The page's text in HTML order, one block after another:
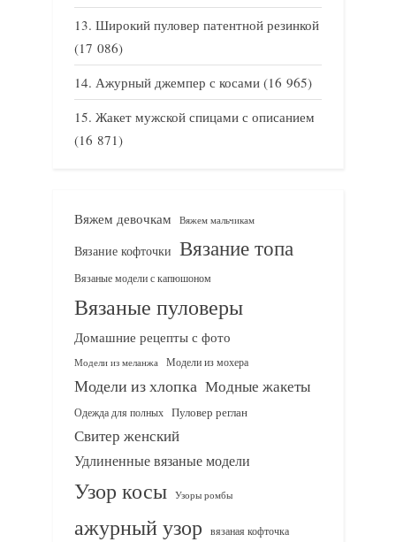
Широкий пуловер патентной резинкой
(17 086)
Ажурный джемпер с косами (16 965)
Жакет мужской спицами с описанием
(16 871)
Вяжем девочкам Вяжем мальчикам
Вязание кофточки Вязание топа
Вязаные модели с капюшоном
Вязаные пуловеры
Домашние рецепты с фото
Модели из меланжа Модели из мохера
Модели из хлопка Модные жакеты
Одежда для полных Пуловер реглан
Свитер женский
Удлиненные вязаные модели
Узор косы Узоры ромбы
ажурный узор вязаная кофточка